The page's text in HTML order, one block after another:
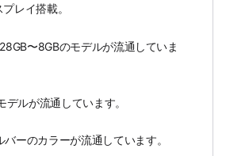
レイ搭載。
〜8GBのモデルが流通していま
デルが流通しています。
ーのカラーが流通しています。